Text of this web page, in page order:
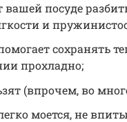
вашей посуде
и
сохранять
прохладно;
(впрочем, во
моется, не